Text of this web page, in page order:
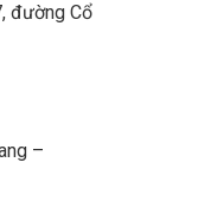
đường Cổ
–